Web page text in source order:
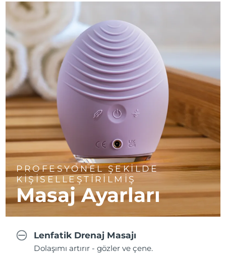
PROFESYONEL ŞEKİLDE
KİŞİSELLEŞTİRİLMİŞ
Masaj Ayarları
Lenfatik Drenaj Masajı
Dolaşımı artırır - gözler ve çene.